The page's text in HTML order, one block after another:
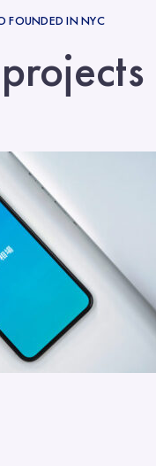
FOUNDED IN NYC